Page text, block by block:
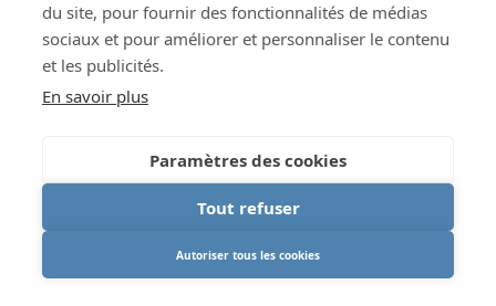
du site, pour fournir des fonctionnalités de médias
sociaux et pour améliorer et personnaliser le contenu
et les publicités.
En savoir plus
Paramètres des cookies
Tout refuser
Autoriser tous les cookies